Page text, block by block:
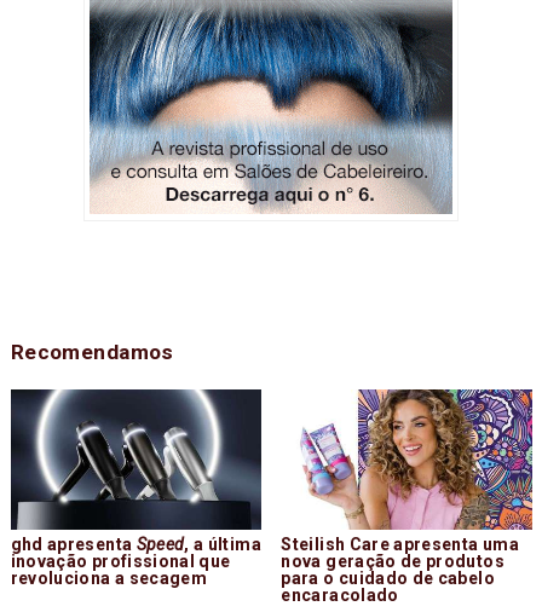
Recomendamos
ghd apresenta Speed, a última
inovação profissional que
revoluciona a secagem
Steilish Care apresenta uma
nova geração de produtos
para o cuidado de cabelo
encaracolado